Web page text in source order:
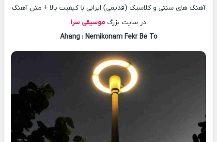
آهنگ های سنتی و کلاسیک (قدیمی) ایرانی با کیفیت بالا + متن آهنگ
در سایت بزرگ موسیقی سرا
Ahang : Nemikonam Fekr Be To